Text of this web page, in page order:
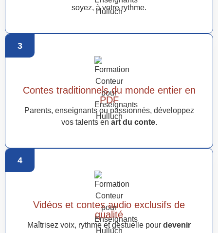
soyez, à votre rythme.
3
Contes traditionnels du monde entier en
PDF
Parents, enseignants ou passionnés, développez
vos talents en art du conte.
4
Vidéos et contes audio exclusifs de
qualité
Maîtrisez voix, rythme et gestuelle pour devenir